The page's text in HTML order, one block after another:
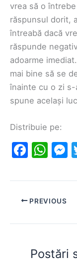
vrea să o
răspunsul dorit,
întreabă dacă
răspunde
adoarme
mai bine să se
înainte cu o zi
spune același
Distribuie pe:
F
c
e
o
o
k
W
at
s
p
p
s
n
g
PREVIOUS
Postări